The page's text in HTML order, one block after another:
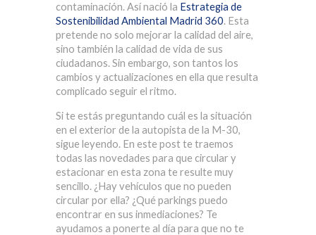
contaminación. Así nació la Estrategia de
Sostenibilidad Ambiental Madrid 360. Esta
pretende no solo mejorar la calidad del aire,
sino también la calidad de vida de sus
ciudadanos. Sin embargo, son tantos los
cambios y actualizaciones en ella que resulta
complicado seguir el ritmo.
Si te estás preguntando cuál es la situación
en el exterior de la autopista de la M-30,
sigue leyendo. En este post te traemos
todas las novedades para que circular y
estacionar en esta zona te resulte muy
sencillo. ¿Hay vehículos que no pueden
circular por ella? ¿Qué parkings puedo
encontrar en sus inmediaciones? Te
ayudamos a ponerte al día para que no te